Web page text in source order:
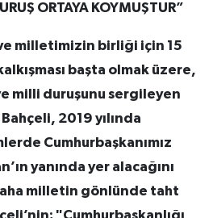
ORTAYA KOYMUŞTUR”
milletimizin birliği için 15
başta olmak üzere,
milli duruşunu sergileyen
2019 yılında
Cumhurbaşkanımız
yanında yer alacağını
milletin gönlünde taht